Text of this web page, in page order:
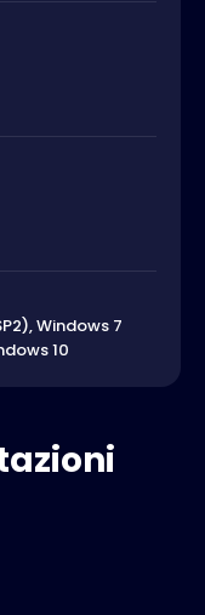
Windows 7
10